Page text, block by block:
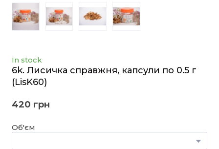
In stock
6k. Лисичка справжня, капсули по 0.5 г
(LisK60)
420 грн
Об'єм